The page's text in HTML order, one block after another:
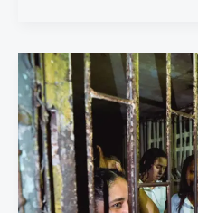
combustibles
regirán
en
Panamá
a
partir
de